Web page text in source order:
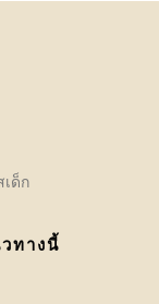
ด็ก
ทางนี้